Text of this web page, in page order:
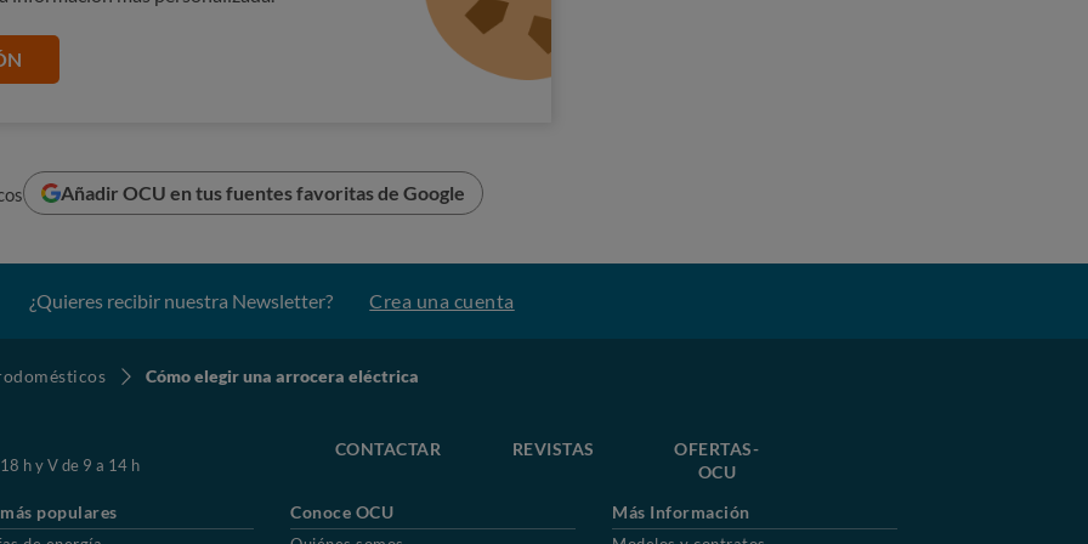
programas similares a las de los robots de cocina,
papillas, e incluso pasteles.
porque no todos los granos requieren el mismo
prepara el arroz.
firmes para ensaladas y platos principales hasta
de un material antiadherentepara que resulte más fácil
la carcasa debe ser de tacto frío.
para mover los ingredientes con facilidad.
al mismo tiempo.
Añadir OCU en tus fuentes favoritas de Google
¿Quieres recibir nuestra Newsletter? Crea una cuenta
Cómo elegir una arrocera eléctrica
h y V de 9 a 14 h
CONTACTAR REVISTAS
OFERTAS-
OCU
populares
Conoce OCU
Más Información